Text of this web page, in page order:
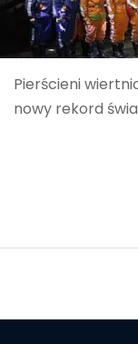
Pierścieni
nowy rekord